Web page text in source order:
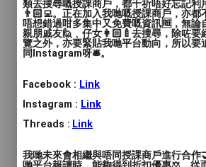
馮志權 師範
正道舘-助理總教練
世界跆拳道
國際品勢裁判 (IR)
香港跆拳道正道舘 - 黑帶七段
韓國國技院-三級晉段官及國
類去搜尋嘅授課商戶，都千祈唔好忘記利
👨🏻‍💻。正在加入我哋嘅授課商戶，亦都
唔想錯過咁多集中又免費嘅資訊🆓，無論
親朋戚友🙋﹑仔女👩🏻‍🍼去搜尋，除咗要
覽之外，亦要緊貼我哋平台動向，所以
同Instagram呀🛎️。
Facebook : Link
Instagram : Link
Threads : Link
我哋未來會相繼與唔同授課商戶進行合作